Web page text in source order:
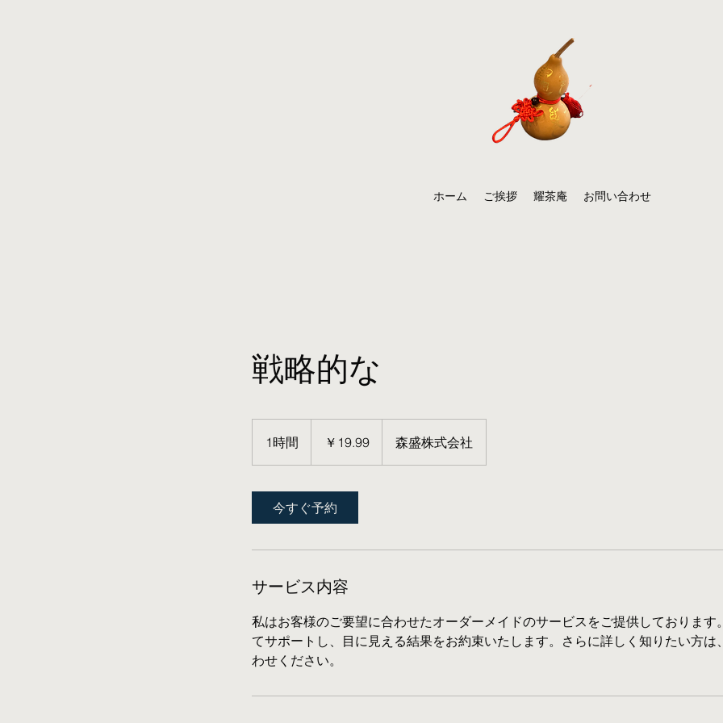
ホーム ご挨拶 耀茶庵 お問い合わせ
戦略的な
1時間
時
￥19.99 森盛株式会社
今すぐ予約
サービス内容
私はお客様のご要望に合わせたオーダーメイドのサービスをご提供しております
てサポートし、目に見える結果をお約束いたします。さらに詳しく知りたい方は
わせください。